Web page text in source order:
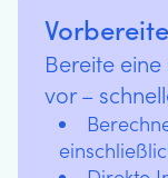
Bereite
vor –